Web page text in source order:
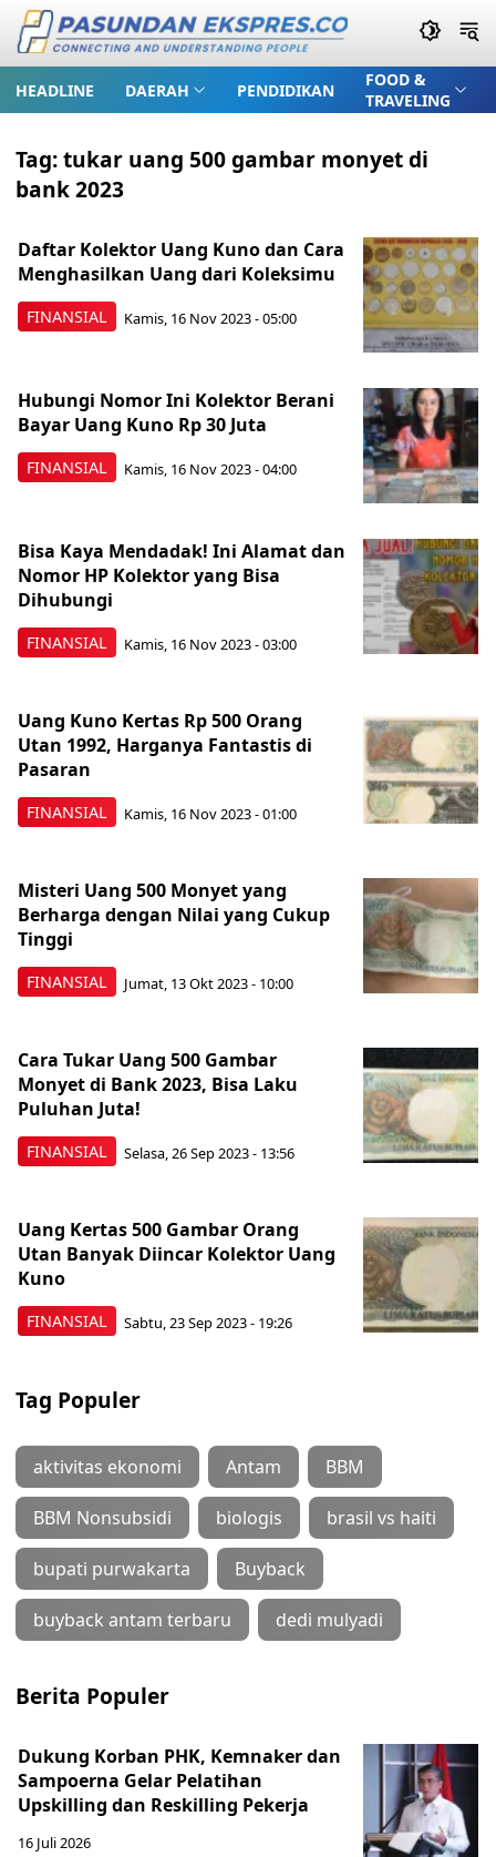
HEADLINE DAERAH PENDIDIKAN
FOOD &
TRAVELING
Tag:tukar uang 500 gambar monyet di
bank 2023
FINANSIAL
Daftar Kolektor Uang Kuno dan Cara
Menghasilkan Uang dari Koleksimu
Kamis, 16 Nov 2023 - 05:00
FINANSIAL
Hubungi Nomor Ini Kolektor Berani
Bayar Uang Kuno Rp 30 Juta
Kamis, 16 Nov 2023 - 04:00
FINANSIAL
Bisa Kaya Mendadak! Ini Alamat dan
Nomor HP Kolektor yang Bisa
Dihubungi
Kamis, 16 Nov 2023 - 03:00
FINANSIAL
Uang Kuno Kertas Rp 500 Orang
Utan 1992, Harganya Fantastis di
Pasaran
Kamis, 16 Nov 2023 - 01:00
FINANSIAL
Misteri Uang 500 Monyet yang
Berharga dengan Nilai yang Cukup
Tinggi
Jumat, 13 Okt 2023 - 10:00
FINANSIAL
Cara Tukar Uang 500 Gambar
Monyet di Bank 2023, Bisa Laku
Puluhan Juta!
Selasa, 26 Sep 2023 - 13:56
FINANSIAL
Uang Kertas 500 Gambar Orang
Utan Banyak Diincar Kolektor Uang
Kuno
Sabtu, 23 Sep 2023 - 19:26
Tag Populer
aktivitas ekonomi Antam BBM
BBM Nonsubsidi biologis brasil vs haiti
bupati purwakarta Buyback
buyback antam terbaru dedi mulyadi
Berita Populer
Dukung Korban PHK, Kemnaker dan
Sampoerna Gelar Pelatihan
Upskilling dan Reskilling Pekerja
16 Juli 2026